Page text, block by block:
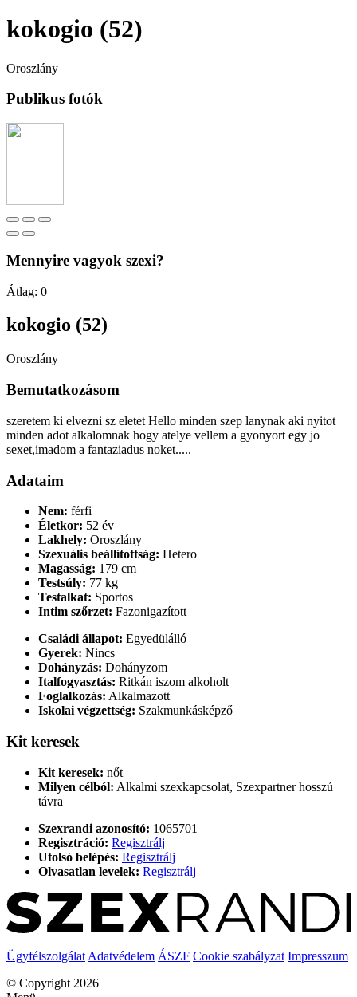
kokogio (52)
Oroszlány
Publikus fotók
Mennyire vagyok szexi?
Átlag: 0
kokogio (52)
Oroszlány
Bemutatkozásom
szeretem ki elvezni sz eletet Hello minden szep lanynak aki nyitot
minden adot alkalomnak hogy atelye vellem a gyonyort egy jo
sexet,imadom a fantaziadus noket.....
Adataim
Nem: férfi
Életkor: 52 év
Lakhely: Oroszlány
Szexuális beállítottság: Hetero
Magasság: 179 cm
Testsúly: 77 kg
Testalkat: Sportos
Intim szőrzet: Fazonigazított
Családi állapot: Egyedülálló
Gyerek: Nincs
Dohányzás: Dohányzom
Italfogyasztás: Ritkán iszom alkoholt
Foglalkozás: Alkalmazott
Iskolai végzettség: Szakmunkásképző
Kit keresek
Kit keresek: nőt
Milyen célból: Alkalmi szexkapcsolat, Szexpartner hosszú
távra
Szexrandi azonosító: 1065701
Regisztráció: Regisztrálj
Utolsó belépés: Regisztrálj
Olvasatlan levelek: Regisztrálj
Ügyfélszolgálat Adatvédelem ÁSZF Cookie szabályzat Impresszum
© Copyright 2026